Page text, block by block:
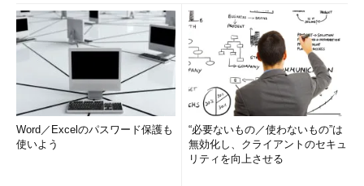
Word／Excelのパスワード保護も
使いよう
“必要ないもの／使わないもの”は
無効化し、クライアントのセキュ
リティを向上させる